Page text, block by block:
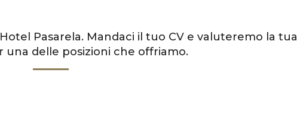
Pasarela. Mandaci il tuo CV e valuteremo la tua
una delle posizioni che offriamo.